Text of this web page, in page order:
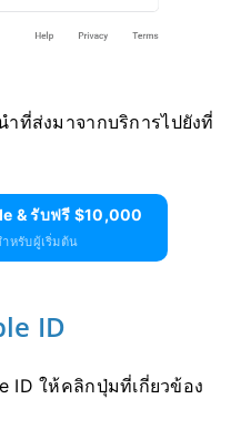
ที่ส่งมาจากบริการไปยังที่
& รับฟรี $10,000
หรับผู้เริ่มต้น
ID
ID ให้คลิกปุ่มที่เกี่ยวข้อง